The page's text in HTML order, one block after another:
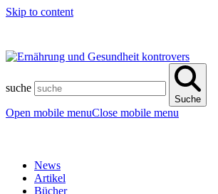
Skip to content
suche
Suche
Open mobile menuClose mobile menu
News
Artikel
Bücher